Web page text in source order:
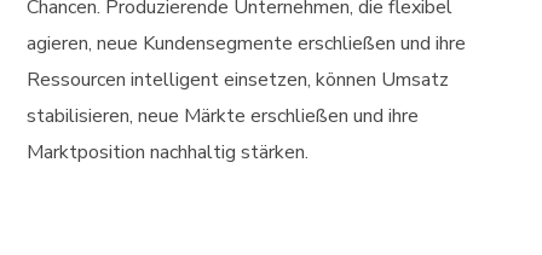
Chancen. Produzierende Unternehmen, die flexibel
agieren, neue Kundensegmente erschließen und ihre
Ressourcen intelligent einsetzen, können Umsatz
stabilisieren, neue Märkte erschließen und ihre
Marktposition nachhaltig stärken.